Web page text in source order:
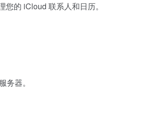
的 iCloud 联系人和日历。
器。